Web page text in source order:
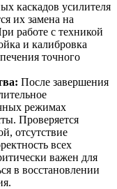
каскадов усилителя
их замена на
работе с техникой
и калибровка
точного
После завершения
режимах
Проверяется
отсутствие
всех
важен для
в восстановлении